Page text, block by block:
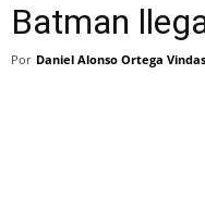
Batman
Por Daniel Alonso Ortega Vindas